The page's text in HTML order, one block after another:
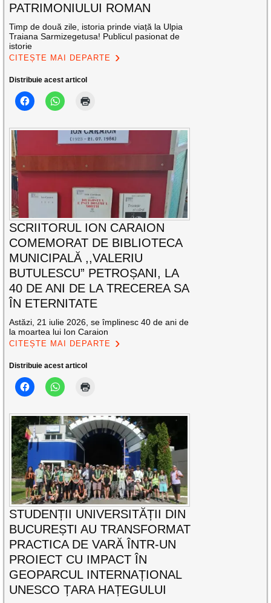
PATRIMONIULUI ROMAN
Timp de două zile, istoria prinde viață la Ulpia
Traiana Sarmizegetusa! Publicul pasionat de
istorie
CITEȘTE MAI DEPARTE
Distribuie acest articol
SCRIITORUL ION CARAION
COMEMORAT DE BIBLIOTECA
MUNICIPALĂ ,,VALERIU
BUTULESCU” PETROȘANI, LA
40 DE ANI DE LA TRECEREA SA
ÎN ETERNITATE
Astăzi, 21 iulie 2026, se împlinesc 40 de ani de
la moartea lui Ion Caraion
CITEȘTE MAI DEPARTE
Distribuie acest articol
STUDENȚII UNIVERSITĂȚII DIN
BUCUREȘTI AU TRANSFORMAT
PRACTICA DE VARĂ ÎNTR-UN
PROIECT CU IMPACT ÎN
GEOPARCUL INTERNAȚIONAL
UNESCO ȚARA HAȚEGULUI